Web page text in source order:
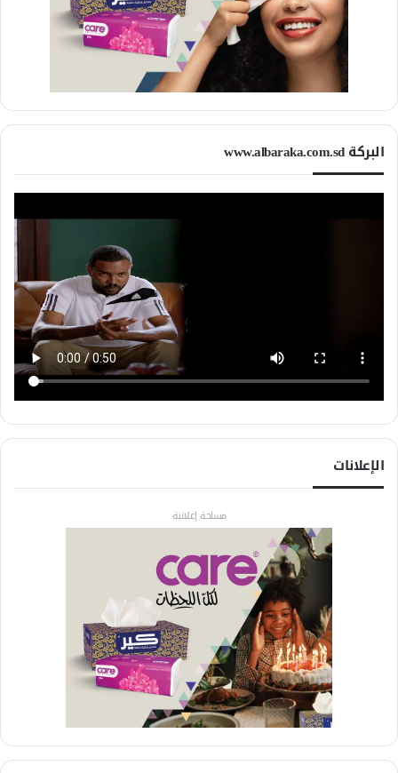
البركة www.albaraka.com.sd
الإعلانات
مساحة إعلانية